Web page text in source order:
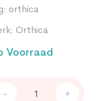
orthica
Orthica
Voorraad
- +